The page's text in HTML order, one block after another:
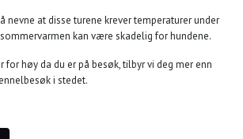
nevne at disse turene krever temperaturer under
kan være skadelig for hundene.
for høy da du er på besøk, tilbyr vi deg mer enn
i stedet.